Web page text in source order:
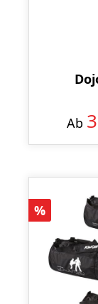
Ab
Rabatt
%